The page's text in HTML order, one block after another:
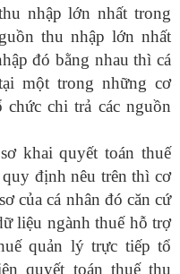
nhập lớn nhất trong
thu nhập lớn nhất
đó bằng nhau thì cá
một trong những cơ
chi trả các nguồn
khai quyết toán thuế
định nêu trên thì cơ
của cá nhân đó căn cứ
liệu ngành thuế hỗ trợ
quản lý trực tiếp tổ
quyết toán thuế thu